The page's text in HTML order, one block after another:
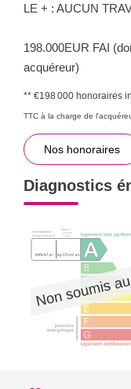
LE + : AUCUN
198.000EUR FAI
acquéreur)
** €198 000 honoraires
TTC à la charge de
Nos honoraires
Diagnostics